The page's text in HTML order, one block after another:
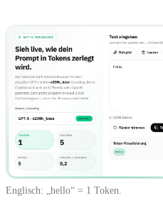
Englisch: „hello“ = 1 Token.